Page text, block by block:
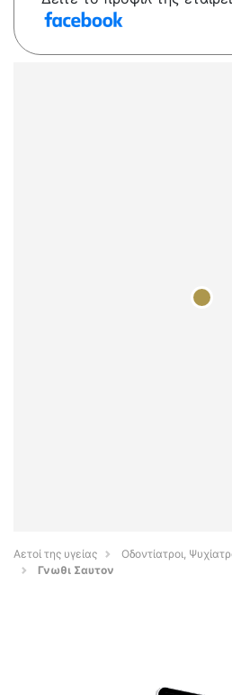
Αετοί της υγείας
Οδοντίατροι,
Γνωθι Σαυτον